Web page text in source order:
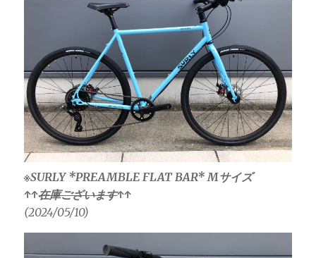
※SURLY *PREAMBLE FLAT BAR* Mサイズ
↑↑在庫ございます↑↑
(2024/05/10)